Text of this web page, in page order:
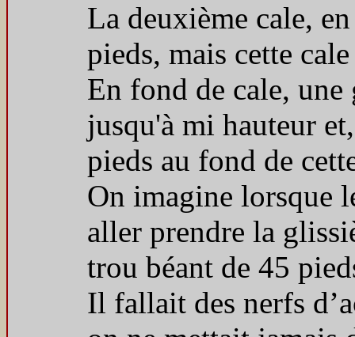
La deuxième cale,
pieds, mais cette
En fond de cale, une
jusqu'à mi hauteur
pieds au fond de
On imagine lorsque
aller prendre la
trou béant de 45
Il fallait des nerfs